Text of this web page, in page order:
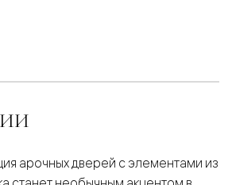
арочных дверей с элементами из